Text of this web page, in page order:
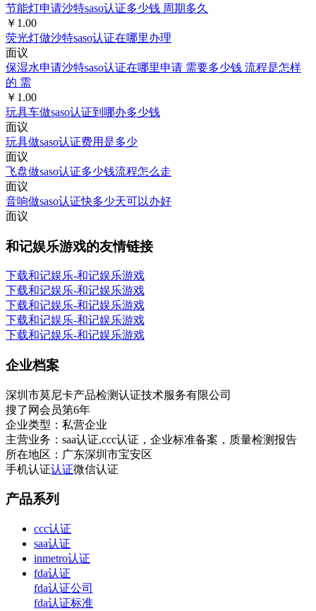
节能灯申请沙特saso认证多少钱 周期多久
￥1.00
荧光灯做沙特saso认证在哪里办理
面议
保湿水申请沙特saso认证在哪里申请 需要多少钱 流程是怎样
的 需
￥1.00
玩具车做saso认证到哪办多少钱
面议
玩具做saso认证费用是多少
面议
飞盘做saso认证多少钱流程怎么走
面议
音响做saso认证快多少天可以办好
面议
和记娱乐游戏的友情链接
下载和记娱乐-和记娱乐游戏
下载和记娱乐-和记娱乐游戏
下载和记娱乐-和记娱乐游戏
下载和记娱乐-和记娱乐游戏
下载和记娱乐-和记娱乐游戏
企业档案
深圳市莫尼卡产品检测认证技术服务有限公司
搜了网会员第6年
企业类型： 私营企业
主营业务： saa认证,ccc认证，企业标准备案，质量检测报告
所在地区： 广东深圳市宝安区
手机认证认证微信认证
产品系列
ccc认证
saa认证
inmetro认证
fda认证
fda认证公司
fda认证标准